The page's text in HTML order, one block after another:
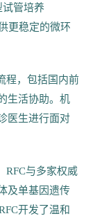
管培养
更稳定的微环
程，包括国内前
生活协助。机
医生进行面对
RFC与多家权威
及单基因遗传
开发了温和